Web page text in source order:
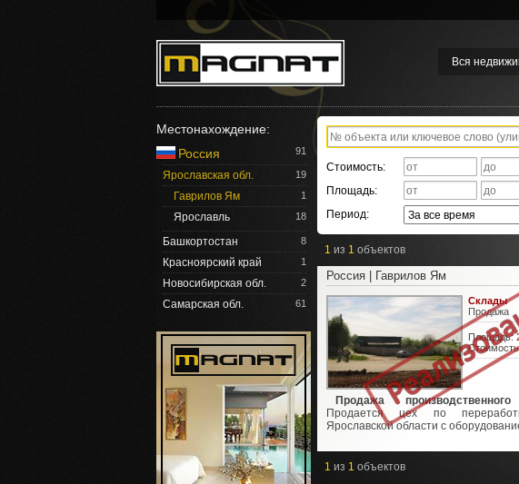
Вся
Местонахождение:
Россия
91
Ярославская обл. 19
Гаврилов Ям 1
Ярославль 18
Башкортостан 8
Красноярский край 1
Новосибирская обл. 2
Самарская обл. 61
Стоимость:
Площадь:
Период:
1 из 1 объектов
Россия | Гаврилов Ям
Склады
Продажа
Площадь:
Продажа
Продается цех по
Ярославской области с
1 из 1 объектов